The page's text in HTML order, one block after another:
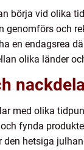
börja vid olika
genomförs och
en endagsrea
olika länder
med olika
fynda
den hetsiga